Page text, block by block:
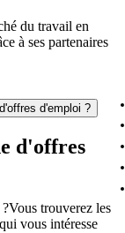
du travail en
à ses partenaires
d'emploi ?
d'offres
Vous trouverez les
vous intéresse